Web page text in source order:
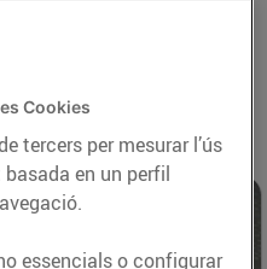
+
Cookies
tercers per mesurar l’ús
en un perfil
essencials o configurar